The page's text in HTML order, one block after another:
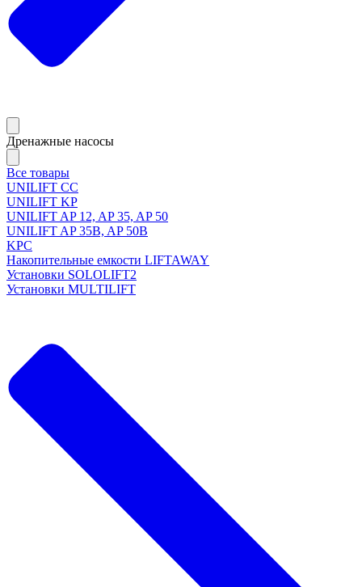
Дренажные насосы
Все товары
UNILIFT CC
UNILIFT KP
UNILIFT AP 12, AP 35, AP 50
UNILIFT AP 35B, AP 50B
KPC
Накопительные емкости LIFTAWAY
Установки SOLOLIFT2
Установки MULTILIFT